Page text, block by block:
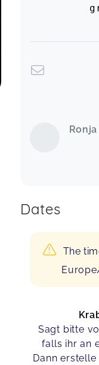
Dates
The
Sagt bitte
falls ihr an
Dann